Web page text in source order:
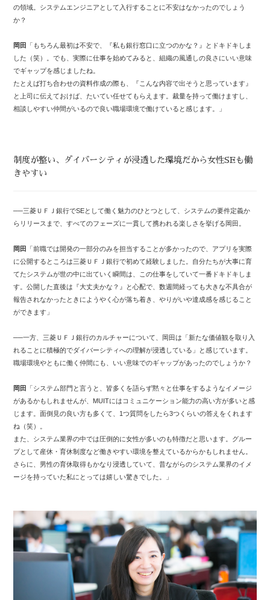
の領域。システムエンジニアとして入行することに不安はなかったのでしょう
か？
岡田
「もちろん最初は不安で、『私も銀行窓口に立つのかな？』とドキドキしま
した（笑）。でも、実際に仕事を始めてみると、組織の風通しの良さにいい意味
でギャップを感じましたね。
たとえば打ち合わせの資料作成の際も、『こんな内容で出そうと思っています』
と上司に伝えておけば、たいてい任せてもらえます。裁量を持って働けますし、
相談しやすい仲間がいるので良い職場環境で働けていると感じます。」
制度が整い、ダイバーシティが浸透した環境だから女性SEも働
きやすい
──三菱ＵＦＪ銀行でSEとして働く魅力のひとつとして、システムの要件定義か
らリリースまで、すべてのフェーズに一貫して携われる楽しさを挙げる岡田。
岡田
「前職では開発の一部分のみを担当することが多かったので、アプリを実際
に公開するところは三菱ＵＦＪ銀行で初めて経験しました。自分たちが大事に育
てたシステムが世の中に出ていく瞬間は、この仕事をしていて一番ドキドキしま
す。公開した直後は『大丈夫かな？』と心配で、数週間経っても大きな不具合が
報告されなかったときにようやく心が落ち着き、やりがいや達成感を感じること
ができます」
──一方、三菱ＵＦＪ銀行のカルチャーについて、岡田は「新たな価値観を取り入
れることに積極的でダイバーシティへの理解が浸透している」と感じています。
職場環境やともに働く仲間にも、いい意味でのギャップがあったのでしょうか？
岡田
「システム部門と言うと、皆多くを語らず黙々と仕事をするようなイメージ
があるかもしれませんが、MUITにはコミュニケーション能力の高い方が多いと感
じます。面倒見の良い方も多くて、1つ質問をしたら3つくらいの答えをくれます
ね（笑）。
また、システム業界の中では圧倒的に女性が多いのも特徴だと思います。グルー
プとして産休・育休制度など働きやすい環境を整えているからかもしれません。
さらに、男性の育休取得もかなり浸透していて、昔ながらのシステム業界のイメ
ージを持っていた私にとっては嬉しい驚きでした。」